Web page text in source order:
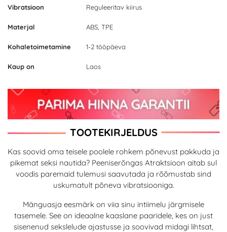
Vibratsioon Reguleeritav kiirus
Materjal ABS, TPE
Kohaletoimetamine 1-2 tööpäeva
Kaup on Laos
TOOTEKIRJELDUS
Kas soovid oma teisele poolele rohkem põnevust pakkuda ja
pikemat seksi nautida? Peeniserõngas Atraktsioon aitab sul
voodis paremaid tulemusi saavutada ja rõõmustab sind
uskumatult põneva vibratsiooniga.
Mänguasja eesmärk on viia sinu intiimelu järgmisele
tasemele. See on ideaalne kaaslane paaridele, kes on just
sisenenud sekslelude ajastusse ja soovivad midagi lihtsat,